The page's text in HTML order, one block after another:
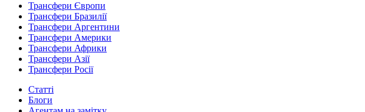
Трансфери Європи
Трансфери Бразилії
Трансфери Аргентини
Трансфери Америки
Трансфери Африки
Трансфери Азії
Трансфери Росії
Статті
Блоги